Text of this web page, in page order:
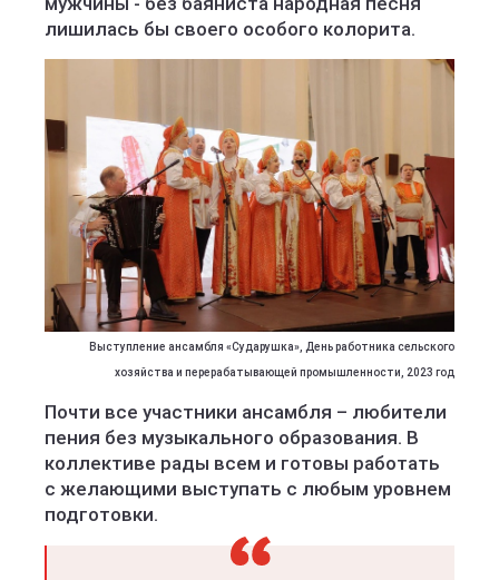
лишилась бы своего особого колорита.
Выступление ансамбля «Сударушка», День работника сельского
хозяйства и перерабатывающей промышленности, 2023 год
Почти все участники ансамбля – любители
пения без музыкального образования. В
коллективе рады всем и готовы работать
с желающими выступать с любым уровнем
подготовки.